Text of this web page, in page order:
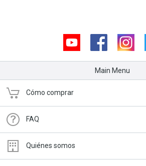
Youtube Facebook
Main Menu
Cómo comprar
FAQ
Quiénes somos